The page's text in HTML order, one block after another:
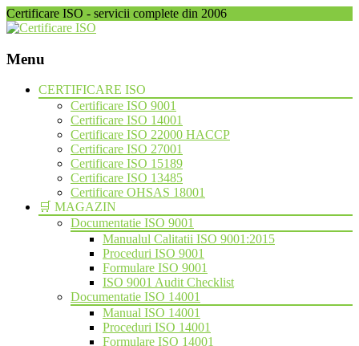
Certificare ISO - servicii complete din 2006
Menu
Skip
CERTIFICARE ISO
Certificare ISO 9001
Certificare ISO 14001
Certificare ISO 22000 HACCP
Certificare ISO 27001
Certificare ISO 15189
Certificare ISO 13485
Certificare OHSAS 18001
🛒 MAGAZIN
Documentatie ISO 9001
Manualul Calitatii ISO 9001:2015
Proceduri ISO 9001
Formulare ISO 9001
ISO 9001 Audit Checklist
Documentatie ISO 14001
Manual ISO 14001
Proceduri ISO 14001
Formulare ISO 14001